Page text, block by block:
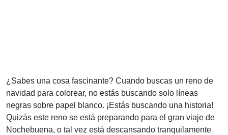
¿Sabes una cosa fascinante? Cuando buscas un reno de
navidad para colorear, no estás buscando solo líneas
negras sobre papel blanco. ¡Estás buscando una historia!
Quizás este reno se está preparando para el gran viaje de
Nochebuena, o tal vez está descansando tranquilamente